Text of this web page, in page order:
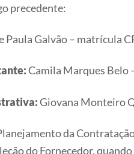
precedente:
Paula Galvão – matrícula
Camila Marques Belo
Giovana Monteiro
da
do Fornecedor,